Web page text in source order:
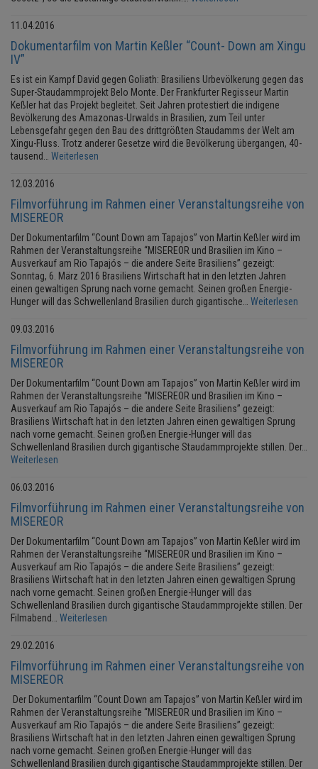
11.04.2016
Dokumentarfilm von Martin Keßler “Count- Down am Xingu
IV”
Es ist ein Kampf David gegen Goliath: Brasiliens Urbevölkerung gegen das
Super-Staudammprojekt Belo Monte. Der Frankfurter Regisseur Martin
Keßler hat das Projekt begleitet. Seit Jahren protestiert die indigene
Bevölkerung des Amazonas-Urwalds in Brasilien, zum Teil unter
Lebensgefahr gegen den Bau des drittgrößten Staudamms der Welt am
Xingu-Fluss. Trotz anderer Gesetze wird die Bevölkerung übergangen, 40-
tausend… Weiterlesen
12.03.2016
Filmvorführung im Rahmen einer Veranstaltungsreihe von
MISEREOR
Der Dokumentarfilm “Count Down am Tapajos” von Martin Keßler wird im
Rahmen der Veranstaltungsreihe “MISEREOR und Brasilien im Kino –
Ausverkauf am Rio Tapajós – die andere Seite Brasiliens” gezeigt:
Sonntag, 6. März 2016 Brasiliens Wirtschaft hat in den letzten Jahren
einen gewaltigen Sprung nach vorne gemacht. Seinen großen Energie-
Hunger will das Schwellenland Brasilien durch gigantische… Weiterlesen
09.03.2016
Filmvorführung im Rahmen einer Veranstaltungsreihe von
MISEREOR
Der Dokumentarfilm “Count Down am Tapajos” von Martin Keßler wird im
Rahmen der Veranstaltungsreihe “MISEREOR und Brasilien im Kino –
Ausverkauf am Rio Tapajós – die andere Seite Brasiliens” gezeigt:
Brasiliens Wirtschaft hat in den letzten Jahren einen gewaltigen Sprung
nach vorne gemacht. Seinen großen Energie-Hunger will das
Schwellenland Brasilien durch gigantische Staudammprojekte stillen. Der…
Weiterlesen
06.03.2016
Filmvorführung im Rahmen einer Veranstaltungsreihe von
MISEREOR
Der Dokumentarfilm “Count Down am Tapajos” von Martin Keßler wird im
Rahmen der Veranstaltungsreihe “MISEREOR und Brasilien im Kino –
Ausverkauf am Rio Tapajós – die andere Seite Brasiliens” gezeigt:
Brasiliens Wirtschaft hat in den letzten Jahren einen gewaltigen Sprung
nach vorne gemacht. Seinen großen Energie-Hunger will das
Schwellenland Brasilien durch gigantische Staudammprojekte stillen. Der
Filmabend… Weiterlesen
29.02.2016
Filmvorführung im Rahmen einer Veranstaltungsreihe von
MISEREOR
Der Dokumentarfilm “Count Down am Tapajos” von Martin Keßler wird im
Rahmen der Veranstaltungsreihe “MISEREOR und Brasilien im Kino –
Ausverkauf am Rio Tapajós – die andere Seite Brasiliens” gezeigt:
Brasiliens Wirtschaft hat in den letzten Jahren einen gewaltigen Sprung
nach vorne gemacht. Seinen großen Energie-Hunger will das
Schwellenland Brasilien durch gigantische Staudammprojekte stillen. Der